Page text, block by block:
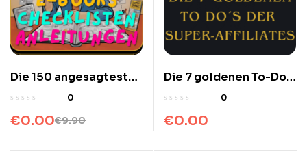
Die 150 angesagtesten
Ideen für Freebies
0
€9.90
€0.00
Die 7 goldenen To-Do´s
der Super-Affiliates
Video-Kurse
0
€0.00